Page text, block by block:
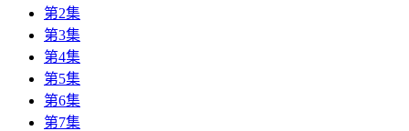
第2集
第3集
第4集
第5集
第6集
第7集